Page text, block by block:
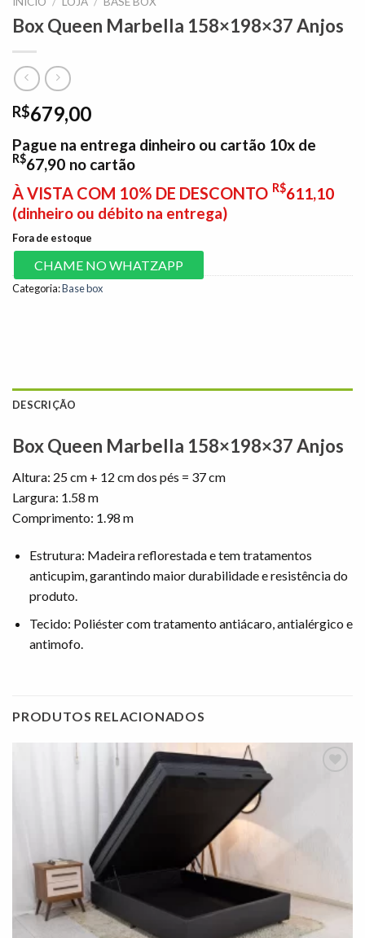
Box Queen Marbella 158×198×37 Anjos
R$679,00
Pague na entrega dinheiro ou cartão 10x de
R$67,90 no cartão
À VISTA COM 10% DE DESCONTO R$611,10
(dinheiro ou débito na entrega)
Fora de estoque
CHAME NO WHATZAPP
Categoria:Base box
DESCRIÇÃO
Box Queen Marbella 158×198×37 Anjos
Altura: 25 cm + 12 cm dos pés = 37 cm
Largura: 1.58 m
Comprimento: 1.98 m
Estrutura: Madeira reflorestada e tem tratamentos
anticupim, garantindo maior durabilidade e resistência do
produto.
Tecido: Poliéster com tratamento antiácaro, antialérgico e
antimofo.
PRODUTOS RELACIONADOS